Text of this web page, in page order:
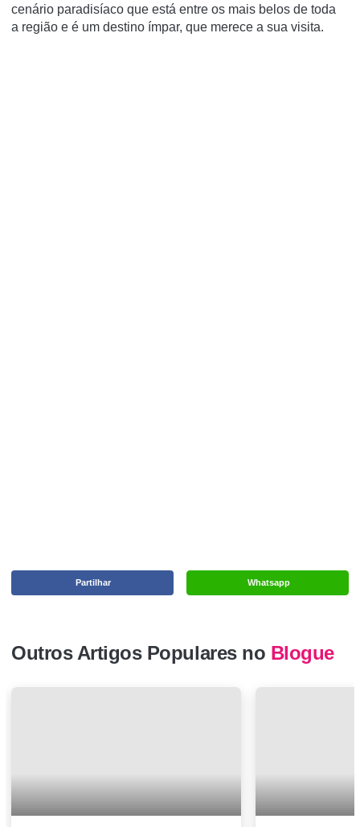
cenário paradisíaco que está entre os mais belos de toda
a região e é um destino ímpar, que merece a sua visita.
Whatsapp
Partilhar
Outros Artigos Populares no Blogue